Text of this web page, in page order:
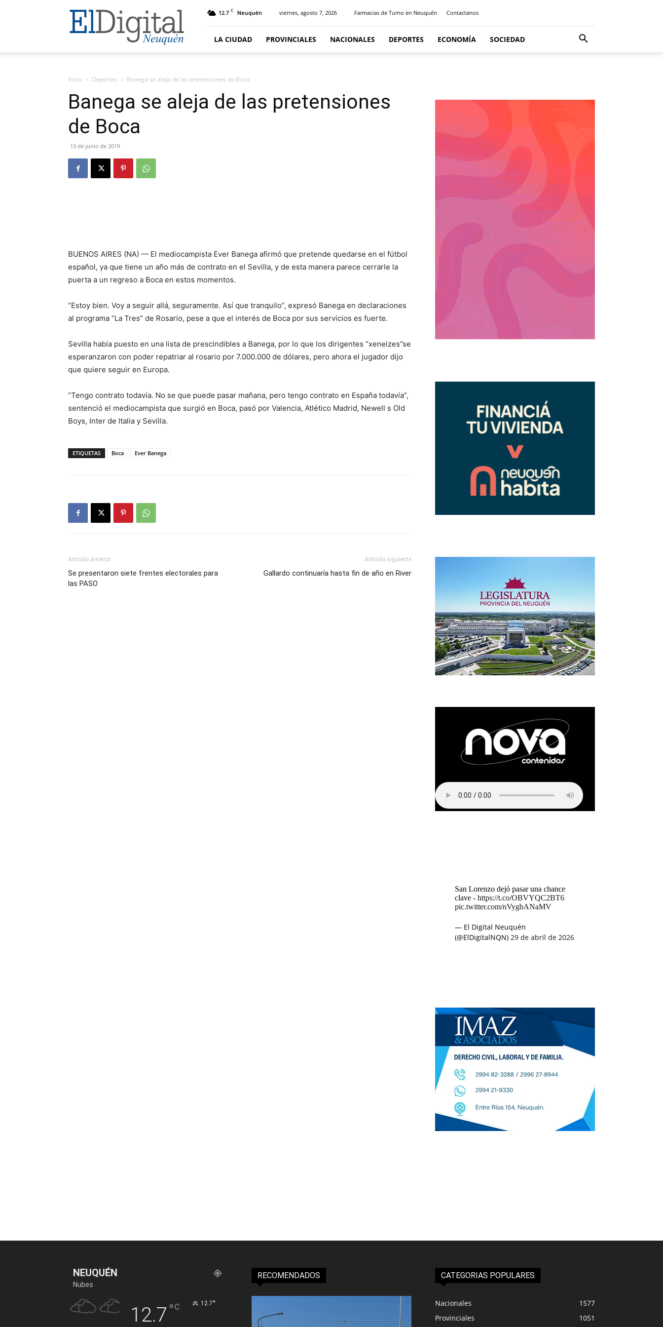
El
Digital
Neuquen
12.7 C Neuquén viernes, agosto 7, 2026 Farmacias de Turno en Neuquén Contactanos
LA CIUDAD PROVINCIALES NACIONALES DEPORTES ECONOMÍA SOCIEDAD
Inicio Deportes Banega se aleja de las pretensiones de Boca
Banega se aleja de las pretensiones
de Boca
13 de junio de 2019
BUENOS AIRES (NA) — El mediocampista Ever Banega afirmó que pretende quedarse en el fútbol
español, ya que tiene un año más de contrato en el Sevilla, y de esta manera parece cerrarle la
puerta a un regreso a Boca en estos momentos.
“Estoy bien. Voy a seguir allá, seguramente. Así que tranquilo”, expresó Banega en declaraciones
al programa “La Tres” de Rosario, pese a que el interés de Boca por sus servicios es fuerte.
Sevilla había puesto en una lista de prescindibles a Banega, por lo que los dirigentes “xeneizes”se
esperanzaron con poder repatriar al rosario por 7.000.000 de dólares, pero ahora el jugador dijo
que quiere seguir en Europa.
“Tengo contrato todavía. No se que puede pasar mañana, pero tengo contrato en España todavía”,
sentenció el mediocampista que surgió en Boca, pasó por Valencia, Atlético Madrid, Newell s Old
Boys, Inter de Italia y Sevilla.
ETIQUETAS Boca Ever Banega
Artículo anterior
Se presentaron siete frentes electorales para
las PASO
Artículo siguiente
Gallardo continuaría hasta fin de año en River
San Lorenzo dejó pasar una chance
clave - https://t.co/OBVYQC2BT6
pic.twitter.com/nVygbANaMV
— El Digital Neuquén
(@ElDigitalNQN) 29 de abril de 2026
NEUQUÉN
Nubes
12.7 °C 12.7°
RECOMENDADOS CATEGORIAS POPULARES
Nacionales
1577
Provinciales
1051